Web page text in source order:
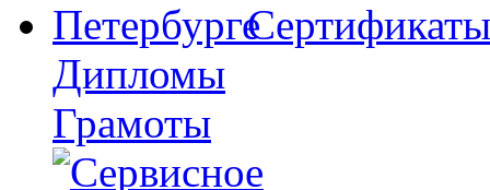
Сертификаты
Дипломы
Грамоты